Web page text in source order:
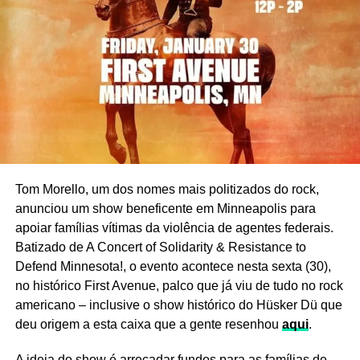
Tom Morello, um dos nomes mais politizados do rock,
anunciou um show beneficente em Minneapolis para
apoiar famílias vítimas da violência de agentes federais.
Batizado de A Concert of Solidarity & Resistance to
Defend Minnesota!, o evento acontece nesta sexta (30),
no histórico First Avenue, palco que já viu de tudo no rock
americano – inclusive o show histórico do Hüsker Dü que
deu origem a esta caixa que a gente resenhou aqui.